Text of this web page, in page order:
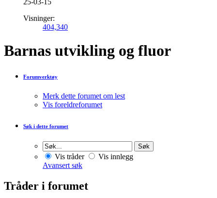
25-03-15
Visninger:
404,340
Barnas utvikling og fluor
Forumverktøy
Merk dette forumet om lest
Vis foreldreforumet
Søk i dette forumet
Vis tråder
Vis innlegg
Avansert søk
Tråder i forumet